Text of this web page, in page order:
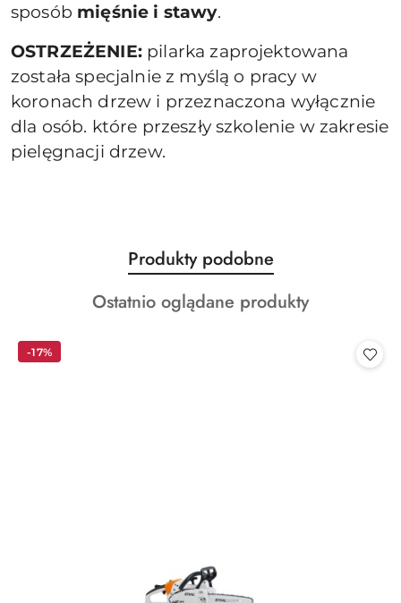
sposób mięśnie i stawy.
OSTRZEŻENIE: pilarka zaprojektowana
została specjalnie z myślą o pracy w
koronach drzew i przeznaczona wyłącznie
dla osób. które przeszły szkolenie w zakresie
pielęgnacji drzew.
Pomiń karuzelę produktów
Produkty
o
statusie:
Produkty podobne
Produkty
Ostatnio oglądane produkty
-17%